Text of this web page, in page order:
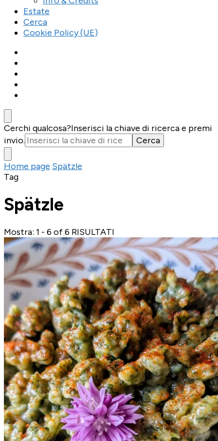
Estate
Cerca
Cookie Policy (UE)
Cerchi qualcosa?Inserisci la chiave di ricerca e premi
invio.
Home page Spätzle
Tag
Spätzle
Mostra: 1 - 6 of 6 RISULTATI